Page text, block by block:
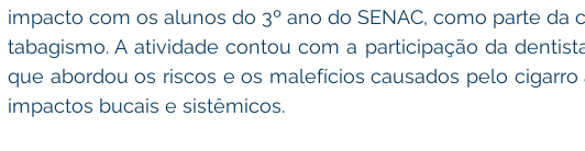
impacto com os alunos do 3º ano do SENAC, como parte da
tabagismo. A atividade contou com a participação da
que abordou os riscos e os malefícios causados pelo
impactos bucais e sistêmicos.